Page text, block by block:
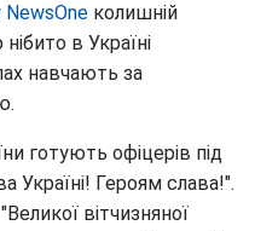
NewsOne колишній
в Україні
навчають за
готують офіцерів під
Україні! Героям слава!".
вітчизняної